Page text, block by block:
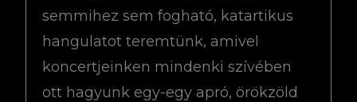
semmihez sem fogható, katartikus
hangulatot teremtünk, amivel
koncertjeinken mindenki szívében
ott hagyunk egy-egy apró, örökzöld